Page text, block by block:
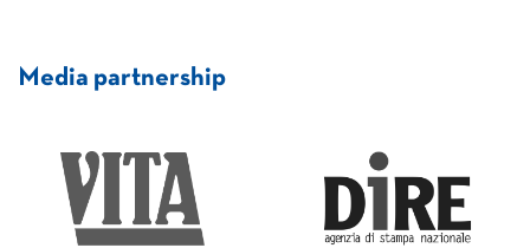
Media partnership